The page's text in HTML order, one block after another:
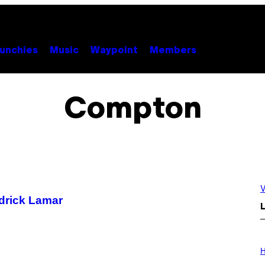
Music Waypoint Members
Compton
Lamar
L